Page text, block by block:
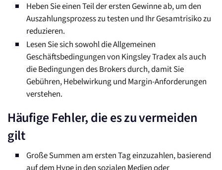
Heben Sie einen Teil der ersten Gewinne ab, um den
Auszahlungsprozess zu testen und Ihr Gesamtrisiko zu
reduzieren.
Lesen Sie sich sowohl die Allgemeinen
Geschäftsbedingungen von Kingsley Tradex als auch
die Bedingungen des Brokers durch, damit Sie
Gebühren, Hebelwirkung und Margin-Anforderungen
verstehen.
Häufige Fehler, die es zu vermeiden
gilt
Große Summen am ersten Tag einzuzahlen, basierend